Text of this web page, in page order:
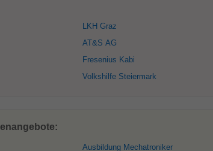
LKH Graz
AT&S AG
Fresenius Kabi
Volkshilfe Steiermark
Ausbildung Mechatroniker